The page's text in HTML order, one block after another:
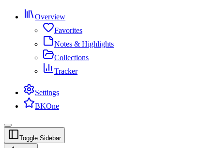
Overview
Favorites
Notes & Highlights
Collections
Tracker
Settings
BKOne
Toggle Sidebar